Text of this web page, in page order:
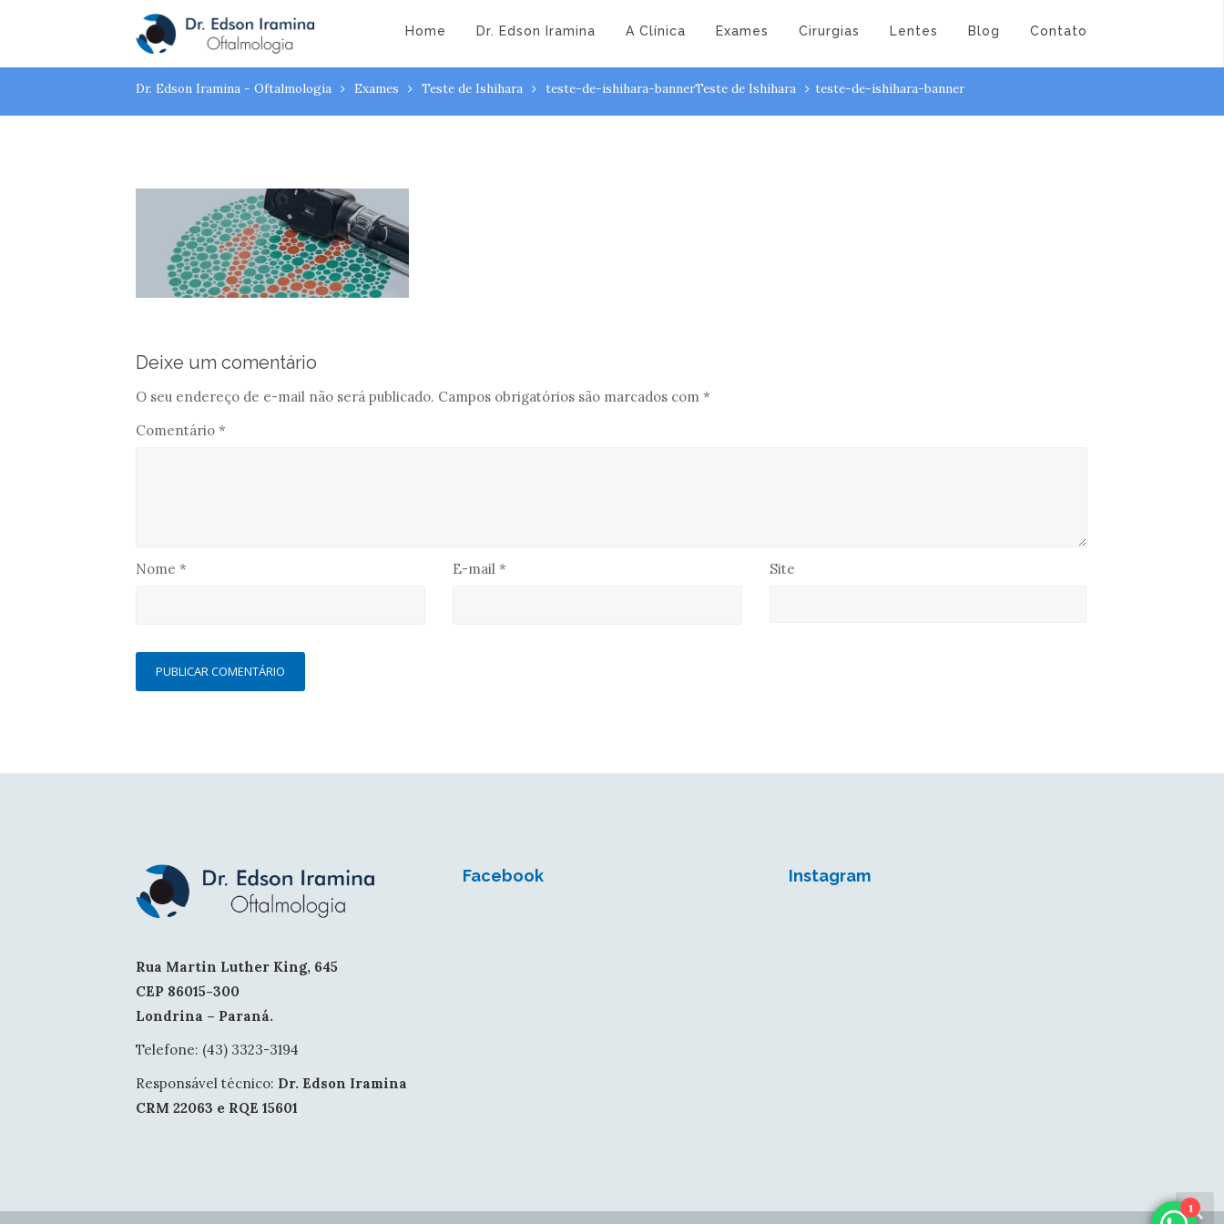
Atendimento: (43) 3323-3194
Home Dr. Edson Iramina A Clínica Exames Cirurgias Lentes Blog Contato
teste-de-ishihara-banner
Dr. Edson Iramina - Oftalmologia Exames Teste de Ishihara teste-de-ishihara-bannerTeste de Ishihara teste-de-ishihara-banner
Deixe um comentário
O seu endereço de e-mail não será publicado. Campos obrigatórios são marcados com*
Comentário*
Nome* E-mail* Site
Rua Martin Luther King, 645
CEP 86015-300
Londrina – Paraná.
Telefone: (43) 3323-3194
Responsável técnico: Dr. Edson Iramina
CRM 22063 e RQE 15601
Facebook Instagram
1